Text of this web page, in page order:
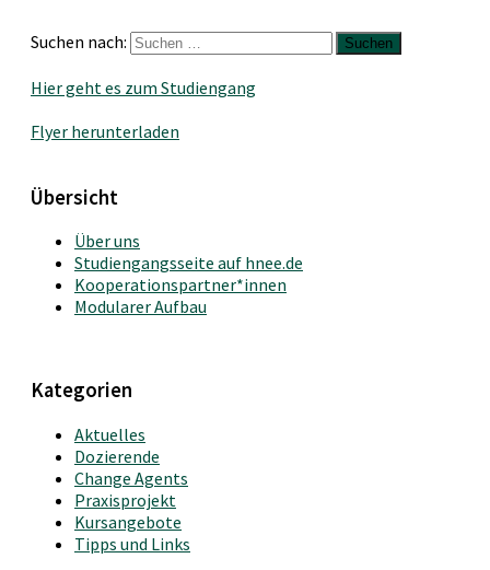
Suchen nach:
Hier geht es zum Studiengang
Flyer herunterladen
Übersicht
Über uns
Studiengangsseite auf hnee.de
Kooperationspartner*innen
Modularer Aufbau
Kategorien
Aktuelles
Dozierende
Change Agents
Praxisprojekt
Kursangebote
Tipps und Links